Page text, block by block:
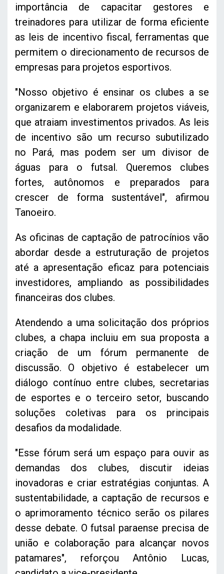
importância de capacitar gestores e
treinadores para utilizar de forma eficiente
as leis de incentivo fiscal, ferramentas que
permitem o direcionamento de recursos de
empresas para projetos esportivos.
"Nosso objetivo é ensinar os clubes a se
organizarem e elaborarem projetos viáveis,
que atraiam investimentos privados. As leis
de incentivo são um recurso subutilizado
no Pará, mas podem ser um divisor de
águas para o futsal. Queremos clubes
fortes, autônomos e preparados para
crescer de forma sustentável", afirmou
Tanoeiro.
As oficinas de captação de patrocínios vão
abordar desde a estruturação de projetos
até a apresentação eficaz para potenciais
investidores, ampliando as possibilidades
financeiras dos clubes.
Atendendo a uma solicitação dos próprios
clubes, a chapa incluiu em sua proposta a
criação de um fórum permanente de
discussão. O objetivo é estabelecer um
diálogo contínuo entre clubes, secretarias
de esportes e o terceiro setor, buscando
soluções coletivas para os principais
desafios da modalidade.
"Esse fórum será um espaço para ouvir as
demandas dos clubes, discutir ideias
inovadoras e criar estratégias conjuntas. A
sustentabilidade, a captação de recursos e
o aprimoramento técnico serão os pilares
desse debate. O futsal paraense precisa de
união e colaboração para alcançar novos
patamares", reforçou Antônio Lucas,